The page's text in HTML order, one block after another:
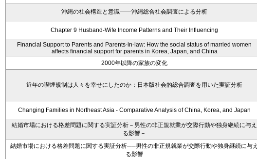
沖縄の社会構造と意識――沖縄総合社会調査による分析
Chapter 9 Husband-Wife Income Patterns and Their Influencing
Financial Support to Parents and Parents-in-law: How the social status of married women
affects financial support for parents in Korea, Japan, and China
2000年以降の家族の変化
近年の喫煙規制は人々を幸せにしたのか：日本版社会的総合調査を用いた実証分析
Changing Families in Northeast Asia - Comparative Analysis of China, Korea, and Japan
結婚市場における格差問題に関する実証分析－男性の非正規就業が交際行動や独身継続に与え
る影響－
結婚市場における格差問題に関する実証分析──男性の非正規就業が交際行動や独身継続に与え
る影響